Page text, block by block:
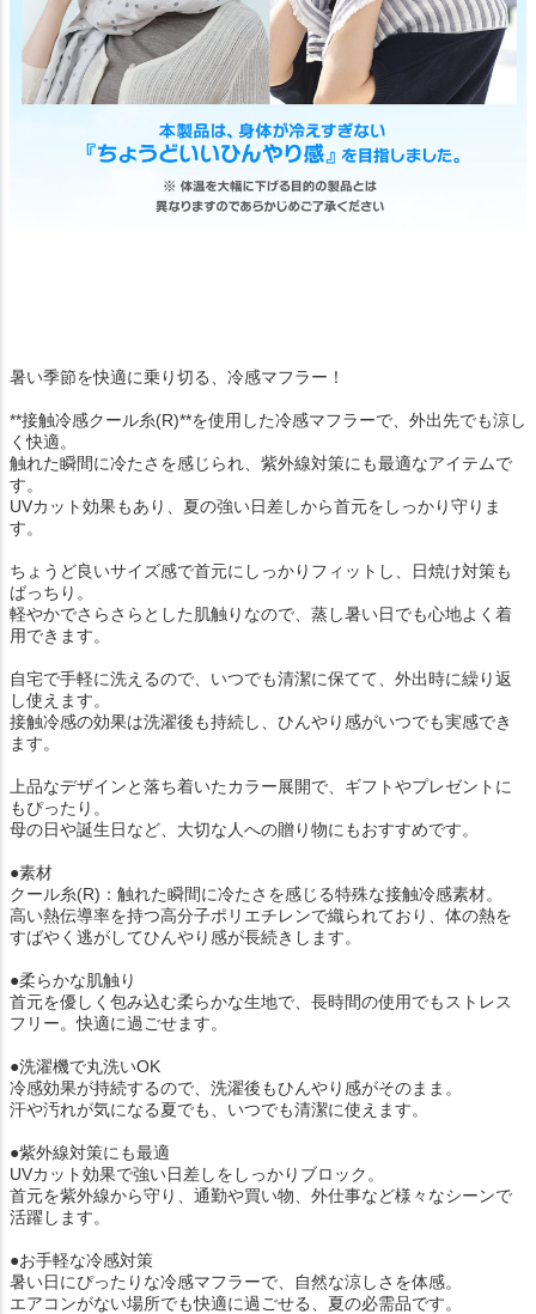
暑い季節を快適に乗り切る、冷感マフラー！
**接触冷感クール糸(R)**を使用した冷感マフラーで、外出先でも涼し
く快適。
触れた瞬間に冷たさを感じられ、紫外線対策にも最適なアイテムで
す。
UVカット効果もあり、夏の強い日差しから首元をしっかり守りま
す。
ちょうど良いサイズ感で首元にしっかりフィットし、日焼け対策も
ばっちり。
軽やかでさらさらとした肌触りなので、蒸し暑い日でも心地よく着
用できます。
自宅で手軽に洗えるので、いつでも清潔に保てて、外出時に繰り返
し使えます。
接触冷感の効果は洗濯後も持続し、ひんやり感がいつでも実感でき
ます。
上品なデザインと落ち着いたカラー展開で、ギフトやプレゼントに
もぴったり。
母の日や誕生日など、大切な人への贈り物にもおすすめです。
●素材
クール糸(R)：触れた瞬間に冷たさを感じる特殊な接触冷感素材。
高い熱伝導率を持つ高分子ポリエチレンで織られており、体の熱を
すばやく逃がしてひんやり感が長続きします。
●柔らかな肌触り
首元を優しく包み込む柔らかな生地で、長時間の使用でもストレス
フリー。快適に過ごせます。
●洗濯機で丸洗いOK
冷感効果が持続するので、洗濯後もひんやり感がそのまま。
汗や汚れが気になる夏でも、いつでも清潔に使えます。
●紫外線対策にも最適
UVカット効果で強い日差しをしっかりブロック。
首元を紫外線から守り、通勤や買い物、外仕事など様々なシーンで
活躍します。
●お手軽な冷感対策
暑い日にぴったりな冷感マフラーで、自然な涼しさを体感。
エアコンがない場所でも快適に過ごせる、夏の必需品です。